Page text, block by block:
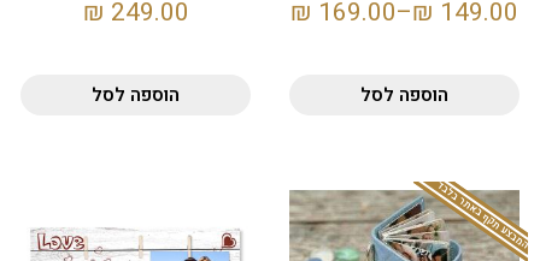
149.00
₪
–
169.00
₪
הוספה לסל
249.00
₪
הוספה לסל
המבצע תקף באתר בלבד